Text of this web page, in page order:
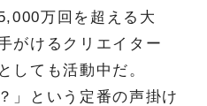
万回を超える大
がけるクリエイター
しても活動中だ。
」という定番の声掛け